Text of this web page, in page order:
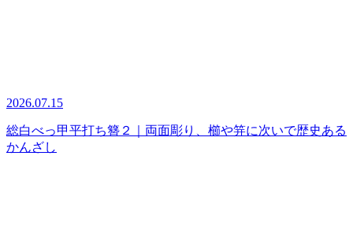
2026.07.15
総白べっ甲平打ち簪２｜両面彫り、櫛や笄に次いで歴史ある
かんざし